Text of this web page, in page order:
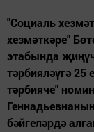
"Социаль
хезмәткәре"
этабында
тәрбияләүгә
тәрбияче"
бәйгеләрдә